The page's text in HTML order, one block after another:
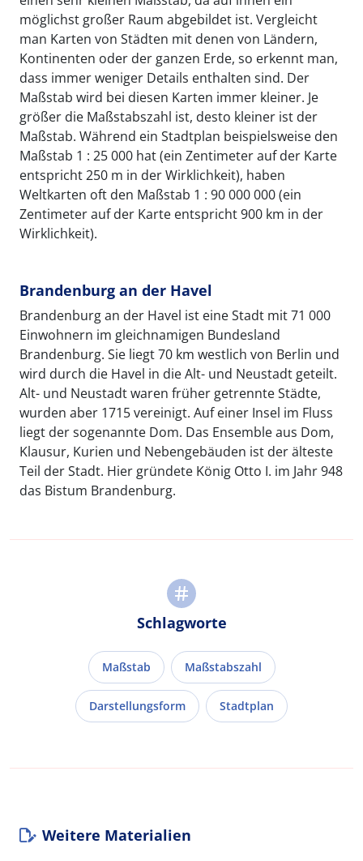
möglichst großer Raum abgebildet ist. Vergleicht
man Karten von Städten mit denen von Ländern,
Kontinenten oder der ganzen Erde, so erkennt man,
dass immer weniger Details enthalten sind. Der
Maßstab wird bei diesen Karten immer kleiner. Je
größer die Maßstabszahl ist, desto kleiner ist der
Maßstab. Während ein Stadtplan beispielsweise den
Maßstab 1 : 25 000 hat (ein Zentimeter auf der Karte
entspricht 250 m in der Wirklichkeit), haben
Weltkarten oft den Maßstab 1 : 90 000 000 (ein
Zentimeter auf der Karte entspricht 900 km in der
Wirklichkeit).
Brandenburg an der Havel
Brandenburg an der Havel ist eine Stadt mit 71 000
Einwohnern im gleichnamigen Bundesland
Brandenburg. Sie liegt 70 km westlich von Berlin und
wird durch die Havel in die Alt- und Neustadt geteilt.
Alt- und Neustadt waren früher getrennte Städte,
wurden aber 1715 vereinigt. Auf einer Insel im Fluss
liegt der sogenannte Dom. Das Ensemble aus Dom,
Klausur, Kurien und Nebengebäuden ist der älteste
Teil der Stadt. Hier gründete König Otto I. im Jahr 948
das Bistum Brandenburg.
Schlagworte
Maßstab Maßstabszahl
Darstellungsform Stadtplan
Weitere Materialien